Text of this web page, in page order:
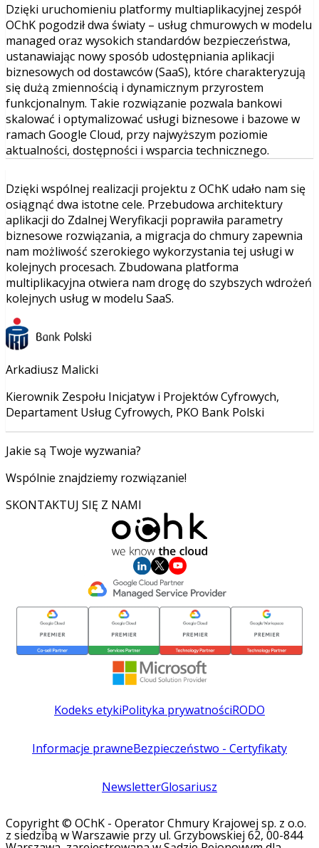
Dzięki uruchomieniu platformy multiaplikacyjnej zespół
OChK pogodził dwa światy – usług chmurowych w modelu
managed oraz wysokich standardów bezpieczeństwa,
ustanawiając nowy sposób udostępniania aplikacji
biznesowych od dostawców (SaaS), które charakteryzują
się dużą zmiennością i dynamicznym przyrostem
funkcjonalnym. Takie rozwiązanie pozwala bankowi
skalować i optymalizować usługi biznesowe i bazowe w
ramach Google Cloud, przy najwyższym poziomie
aktualności, dostępności i wsparcia technicznego.
Dzięki wspólnej realizacji projektu z OChK udało nam się
osiągnąć dwa istotne cele. Przebudowa architektury
aplikacji do Zdalnej Weryfikacji poprawiła parametry
biznesowe rozwiązania, a migracja do chmury zapewnia
nam możliwość szerokiego wykorzystania tej usługi w
kolejnych procesach. Zbudowana platforma
multiplikacyjna otwiera nam drogę do szybszych wdrożeń
kolejnych usług w modelu SaaS.
Arkadiusz Malicki
Kierownik Zespołu Inicjatyw i Projektów Cyfrowych,
Departament Usług Cyfrowych, PKO Bank Polski
Jakie są Twoje wyzwania?
Wspólnie znajdziemy rozwiązanie!
SKONTAKTUJ SIĘ Z NAMI
Kodeks etykiPolityka prywatnościRODO
Informacje prawneBezpieczeństwo - Certyfikaty
NewsletterGlosariusz
Copyright © OChK - Operator Chmury Krajowej sp. z o.o.
z siedzibą w Warszawie przy ul. Grzybowskiej 62, 00-844